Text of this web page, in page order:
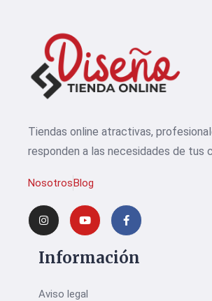
Tiendas online atractivas,
responden a las necesidades de tus
NosotrosBlog
Información
Aviso legal